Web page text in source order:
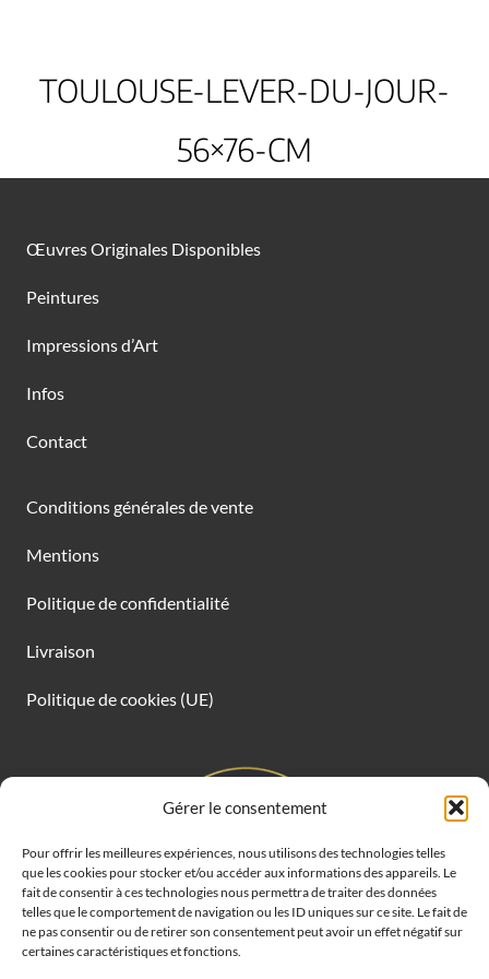
Gérer le consentement
Pour offrir les meilleures expériences, nous utilisons des technologies telles
que les cookies pour stocker et/ou accéder aux informations des appareils. Le
fait de consentir à ces technologies nous permettra de traiter des données
telles que le comportement de navigation ou les ID uniques sur ce site. Le fait de
ne pas consentir ou de retirer son consentement peut avoir un effet négatif sur
certaines caractéristiques et fonctions.
TOULOUSE-LEVER-DU-JOUR-
56×76-CM
Œuvres Originales Disponibles
Peintures
Impressions d’Art
Infos
Contact
Conditions générales de vente
Mentions
Politique de confidentialité
Livraison
Politique de cookies (UE)